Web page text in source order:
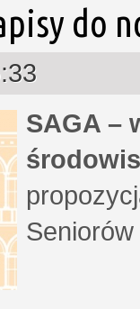
do
SAGA –